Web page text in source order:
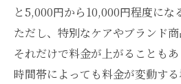
と5,000円から10,000円程度にな
ただし、特別なケアやブランド商
それだけで料金が上がることも
時間帯によっても料金が変動す